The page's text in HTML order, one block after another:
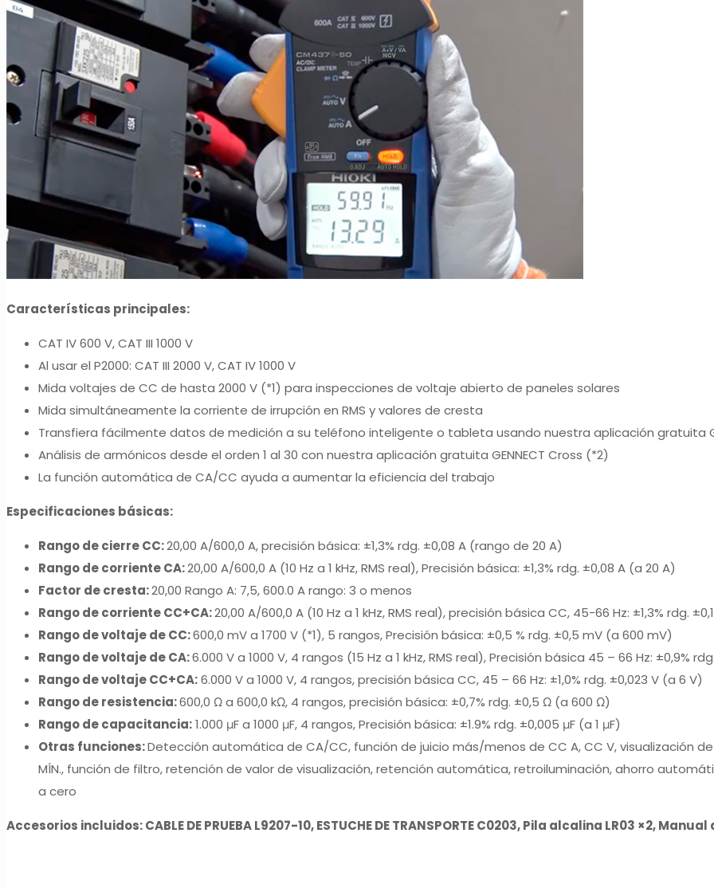
Características principales:
CAT IV 600 V, CAT III 1000 V
Al usar el P2000: CAT III 2000 V, CAT IV 1000 V
Mida voltajes de CC de hasta 2000 V (*1) para inspecciones de voltaje abierto de paneles solares
Mida simultáneamente la corriente de irrupción en RMS y valores de cresta
Transfiera fácilmente datos de medición a su teléfono inteligente o tableta usando nuestra aplicación gratuita
Análisis de armónicos desde el orden 1 al 30 con nuestra aplicación gratuita GENNECT Cross (*2)
La función automática de CA/CC ayuda a aumentar la eficiencia del trabajo
Especificaciones básicas:
Rango de cierre CC:20,00 A/600,0 A, precisión básica: ±1,3% rdg. ±0,08 A (rango de 20 A)
Rango de corriente CA:20,00 A/600,0 A (10 Hz a 1 kHz, RMS real), Precisión básica: ±1,3% rdg. ±0,08 A (a 20 A)
Factor de cresta:20,00 Rango A: 7,5, 600.0 A rango: 3 o menos
Rango de corriente CC+CA:20,00 A/600,0 A (10 Hz a 1 kHz, RMS real), precisión básica CC, 45-66 Hz: ±1,3% rdg.
Rango de voltaje de CC:600,0 mV a 1700 V (*1), 5 rangos, Precisión básica: ±0,5 % rdg. ±0,5 mV (a 600 mV)
Rango de voltaje de CA:6.000 V a 1000 V, 4 rangos (15 Hz a 1 kHz, RMS real), Precisión básica 45 – 66 Hz: ±0,9%
Rango de voltaje CC+CA:6.000 V a 1000 V, 4 rangos, precisión básica CC, 45 – 66 Hz: ±1,0% rdg. ±0,023 V (a 6 V)
Rango de resistencia:600,0 Ω a 600,0 kΩ, 4 rangos, precisión básica: ±0,7% rdg. ±0,5 Ω (a 600 Ω)
Rango de capacitancia:1.000 μF a 1000 μF, 4 rangos, Precisión básica: ±1.9% rdg. ±0,005 μF (a 1 μF)
Otras funciones:Detección automática de CA/CC, función de juicio más/menos de CC A, CC V, visualización
MÍN., función de filtro, retención de valor de visualización, retención automática, retroiluminación, ahorro
a cero
Accesorios incluidos: CABLE DE PRUEBA L9207-10, ESTUCHE DE TRANSPORTE C0203, Pila alcalina LR03 ×2,